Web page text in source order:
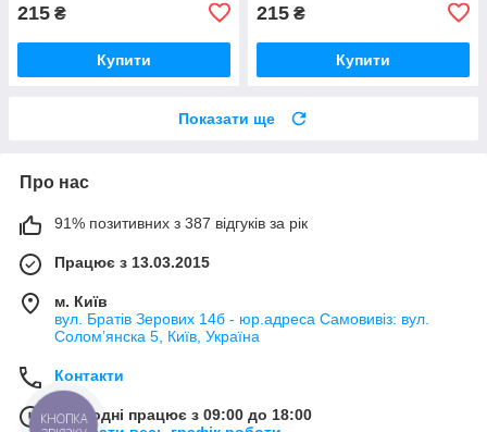
215 ₴
Купити
215 ₴
Купити
Показати ще
Про нас
91% позитивних з 387 відгуків за рік
Працює з 13.03.2015
м. Київ
вул. Братів Зерових 14б - юр.адреса Самовивіз: вул.
Соломʼянска 5, Київ, Україна
Контакти
Сьогодні працює з 09:00 до 18:00
КНОПКА